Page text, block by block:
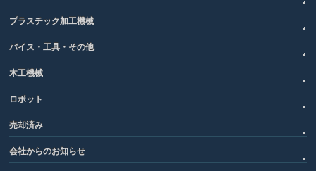
プラスチック加工機械
バイス・工具・その他
木工機械
ロボット
売却済み
会社からのお知らせ